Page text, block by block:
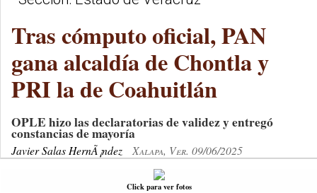
Tras cómputo oficial, PAN
gana alcaldía de Chontla y
PRI la de Coahuitlán
OPLE hizo las declaratorias de validez y entregó
constancias de mayoría
Javier Salas HernÃ¡ndez Xalapa, Ver. 09/06/2025
Click para ver fotos